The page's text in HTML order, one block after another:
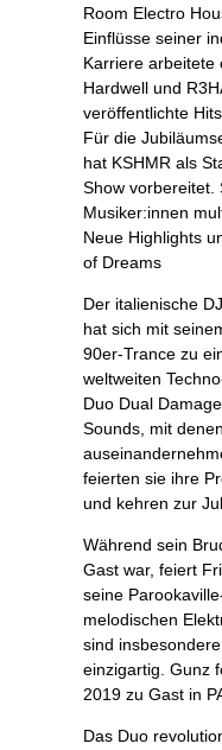
Room Electro
Einflüsse seiner
Karriere arbeitete
Hardwell und
veröffentlichte
Für die
hat KSHMR als
Show vorbereitet.
Musiker:innen
Neue Highlights
of Dreams
Der italienische
hat sich mit
90er-Trance zu
weltweiten
Duo Dual
Sounds, mit
feierten sie ihre
und kehren zur
Während sein
Gast war, feiert
seine
melodischen
sind
einzigartig. Gunz
2019 zu Gast in
Das Duo